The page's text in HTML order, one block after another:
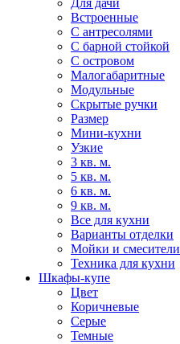
Для дачи
Встроенные
С антресолями
С барной стойкой
С островом
Малогабаритные
Модульные
Скрытые ручки
Размер
Мини-кухни
Узкие
3 кв. м.
5 кв. м.
6 кв. м.
9 кв. м.
Все для кухни
Варианты отделки
Мойки и смесители
Техника для кухни
Шкафы-купе
Цвет
Коричневые
Серые
Темные